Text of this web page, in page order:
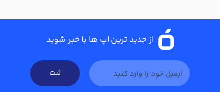
از جدید ترین اپ ها با خبر شوید
ثبت